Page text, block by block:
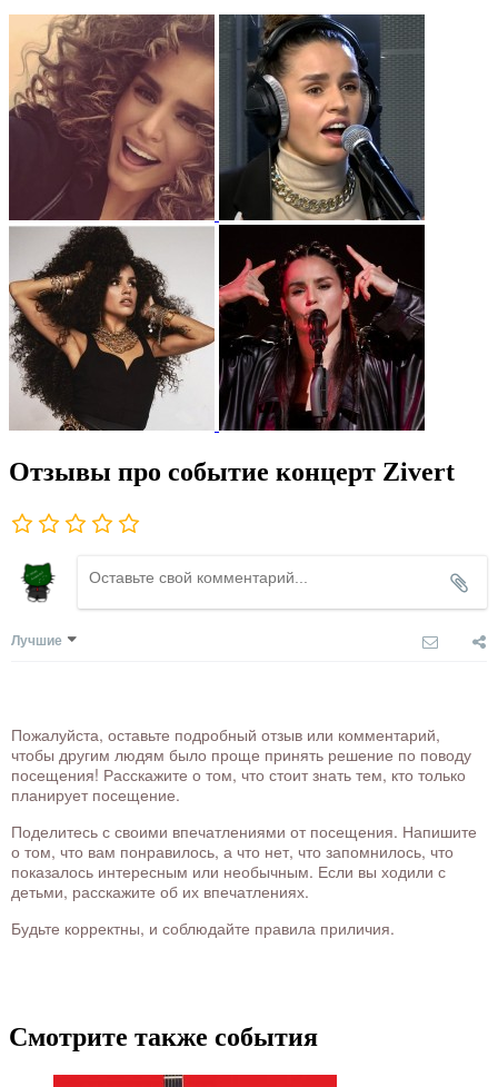
Отзывы про событие концерт Zivert
Лучшие
Пожалуйста, оставьте подробный отзыв или комментарий,
чтобы другим людям было проще принять решение по поводу
посещения! Расскажите о том, что стоит знать тем, кто только
планирует посещение.
Поделитесь с своими впечатлениями от посещения. Напишите
о том, что вам понравилось, а что нет, что запомнилось, что
показалось интересным или необычным. Если вы ходили с
детьми, расскажите об их впечатлениях.
Будьте корректны, и соблюдайте правила приличия.
Смотрите также события